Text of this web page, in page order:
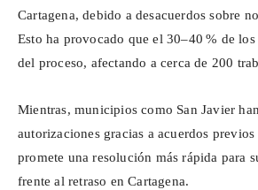
Cartagena, debido a desacuerdos sobre
Esto ha provocado que el 30–40 % de los
del proceso, afectando a cerca de 200
Mientras, municipios como San Javier
autorizaciones gracias a acuerdos
promete una resolución más rápida para
frente al retraso en Cartagena.